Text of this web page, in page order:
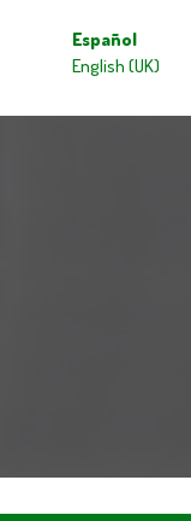
Español
English (UK)